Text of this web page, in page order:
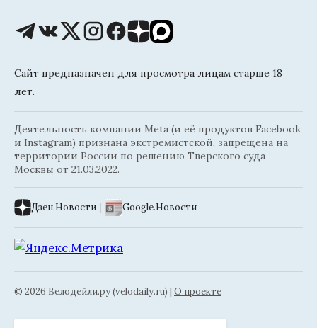
Сайт предназначен для просмотра лицам старше 18
лет.
Деятельность компании Meta (и её продуктов Facebook
и Instagram) признана экстремистской, запрещена на
территории России по решению Тверского суда
Москвы от 21.03.2022.
Дзен.Новости | Google.Новости
© 2026 Велодейли.ру (velodaily.ru) | О проекте